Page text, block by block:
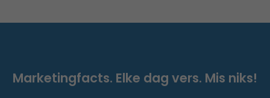
Marketingfacts. Elke dag vers. Mis niks!